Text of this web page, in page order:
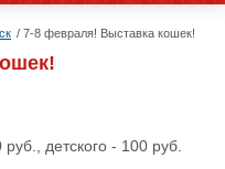
7-8 февраля! Выставка кошек!
детского - 100 руб.